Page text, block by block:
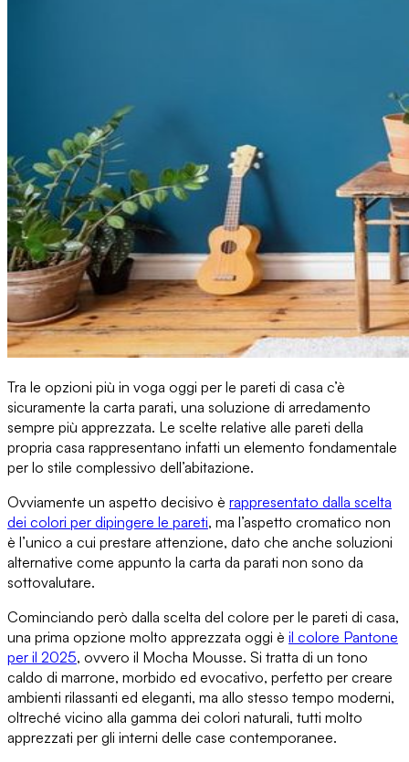
Tra le opzioni più in voga oggi per le pareti di casa c’è
sicuramente la carta parati, una soluzione di arredamento
sempre più apprezzata. Le scelte relative alle pareti della
propria casa rappresentano infatti un elemento fondamentale
per lo stile complessivo dell’abitazione.
Ovviamente un aspetto decisivo è rappresentato dalla scelta
dei colori per dipingere le pareti, ma l’aspetto cromatico non
è l’unico a cui prestare attenzione, dato che anche soluzioni
alternative come appunto la carta da parati non sono da
sottovalutare.
Cominciando però dalla scelta del colore per le pareti di casa,
una prima opzione molto apprezzata oggi è il colore Pantone
per il 2025, ovvero il Mocha Mousse. Si tratta di un tono
caldo di marrone, morbido ed evocativo, perfetto per creare
ambienti rilassanti ed eleganti, ma allo stesso tempo moderni,
oltreché vicino alla gamma dei colori naturali, tutti molto
apprezzati per gli interni delle case contemporanee.